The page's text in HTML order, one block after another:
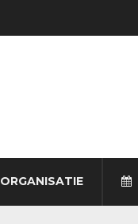
ORGANISATIE